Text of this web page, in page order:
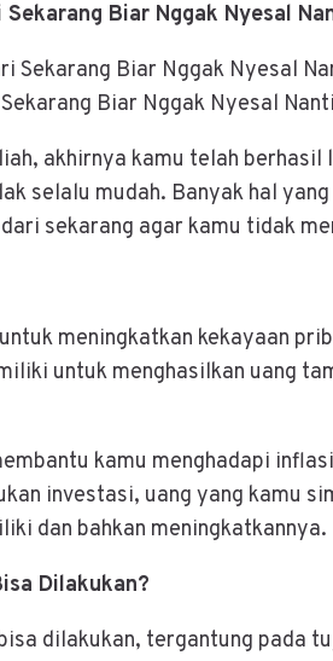
Biar Nggak Nyesal
Biar Nggak Nyesal
akhirnya kamu telah
selalu mudah. Banyak hal
sekarang agar kamu tidak
meningkatkan kekayaan
untuk menghasilkan uang
kamu menghadapi
investasi, uang yang kamu
dan bahkan meningkatkannya.
Dilakukan?
dilakukan, tergantung pada